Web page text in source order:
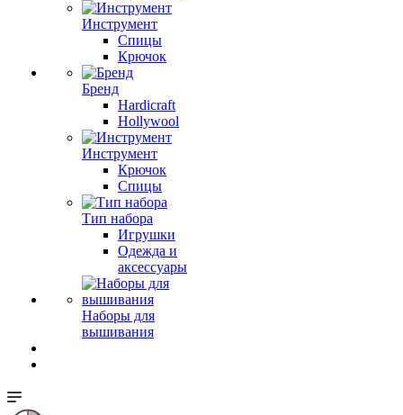
Инструмент
Спицы
Крючок
Бренд
Hardicraft
Hollywool
Инструмент
Крючок
Спицы
Тип набора
Игрушки
Одежда и
аксессуары
Наборы для
вышивания